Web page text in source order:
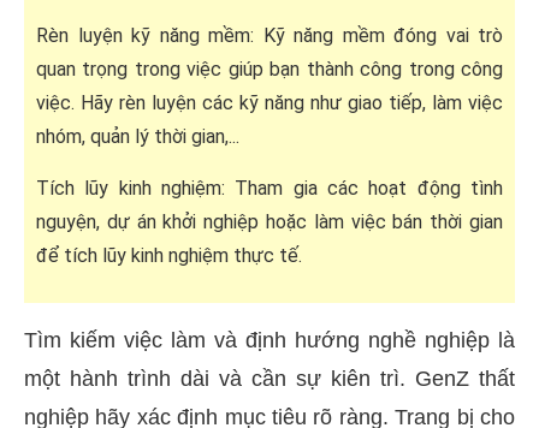
Rèn luyện kỹ năng mềm: Kỹ năng mềm đóng vai trò
quan trọng trong việc giúp bạn thành công trong công
việc. Hãy rèn luyện các kỹ năng như giao tiếp, làm việc
nhóm, quản lý thời gian,...
Tích lũy kinh nghiệm: Tham gia các hoạt động tình
nguyện, dự án khởi nghiệp hoặc làm việc bán thời gian
để tích lũy kinh nghiệm thực tế.
Tìm kiếm việc làm và định hướng nghề nghiệp là
một hành trình dài và cần sự kiên trì. GenZ thất
nghiệp hãy xác định mục tiêu rõ ràng. Trang bị cho